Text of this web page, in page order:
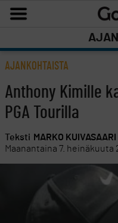
AJANKOHTAISTA
Anthony Kimille
PGA Tourilla
Teksti MARKO KUIVASAARI
Maanantaina 7. heinäkuuta